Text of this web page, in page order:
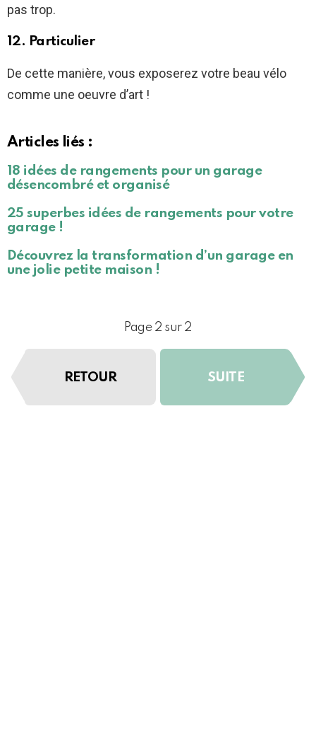
pas trop.
12. Particulier
De cette manière, vous exposerez votre beau vélo
comme une oeuvre d’art !
Articles liés :
18 idées de rangements pour un garage
désencombré et organisé
25 superbes idées de rangements pour votre
garage !
Découvrez la transformation d’un garage en
une jolie petite maison !
Page 2 sur 2
RETOUR SUITE